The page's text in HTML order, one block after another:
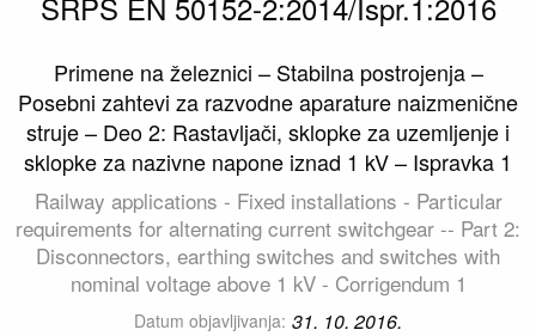
Primene na železnici – Stabilna postrojenja –
Posebni zahtevi za razvodne aparature naizmenične
struje – Deo 2: Rastavljači, sklopke za uzemljenje i
sklopke za nazivne napone iznad 1 kV – Ispravka 1
Railway applications - Fixed installations - Particular
requirements for alternating current switchgear -- Part 2:
Disconnectors, earthing switches and switches with
nominal voltage above 1 kV - Corrigendum 1
Datum objavljivanja: 31. 10. 2016.